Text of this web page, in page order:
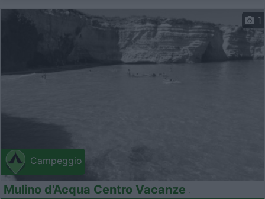
Campeggio
1
Mulino d'Acqua Centro Vacanze